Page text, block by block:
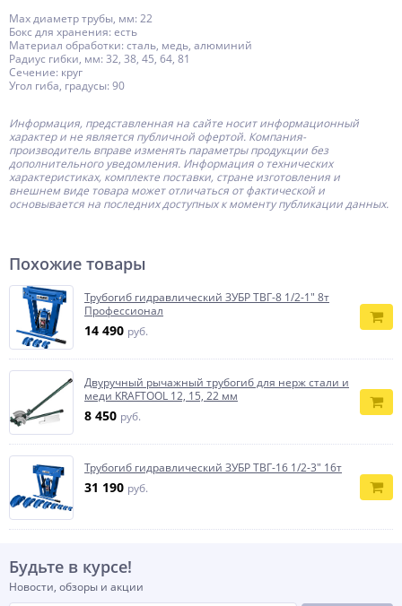
Max диаметр трубы, мм: 22
Бокс для хранения: есть
Материал обработки: сталь, медь, алюминий
Радиус гибки, мм: 32, 38, 45, 64, 81
Сечение: круг
Угол гиба, градусы: 90
Информация, представленная на сайте носит информационный
характер и не является публичной офертой. Компания-
производитель вправе изменять параметры продукции без
дополнительного уведомления. Информация о технических
характеристиках, комплекте поставки, стране изготовления и
внешнем виде товара может отличаться от фактической и
основывается на последних доступных к моменту публикации данных.
Похожие товары
Трубогиб гидравлический ЗУБР ТВГ-8 1/2-1″ 8т
Профессионал
14 490 руб.
Двуручный рычажный трубогиб для нерж стали и
меди KRAFTOOL 12, 15, 22 мм
8 450 руб.
Трубогиб гидравлический ЗУБР ТВГ-16 1/2-3″ 16т
31 190 руб.
Будьте в курсе!
Новости, обзоры и акции